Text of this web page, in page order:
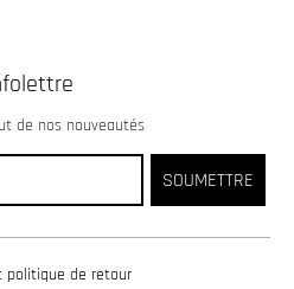
de nos nouveautés
SOUMETTRE
politique de retour